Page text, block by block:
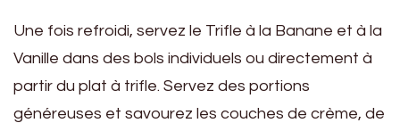
Une fois refroidi, servez le Trifle à la Banane et à la
Vanille dans des bols individuels ou directement à
partir du plat à trifle. Servez des portions
généreuses et savourez les couches de crème, de